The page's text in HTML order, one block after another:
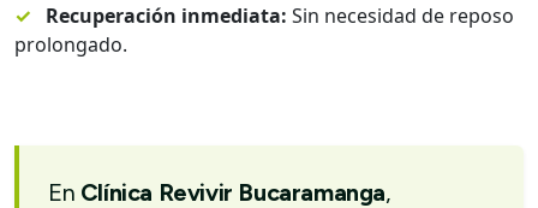
✓
Recuperación inmediata: Sin necesidad de reposo
prolongado.
En Clínica Revivir Bucaramanga,